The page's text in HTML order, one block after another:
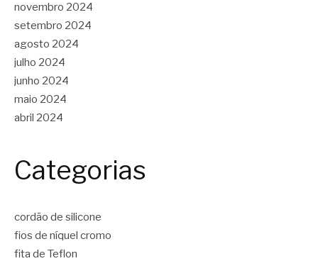
novembro 2024
setembro 2024
agosto 2024
julho 2024
junho 2024
maio 2024
abril 2024
Categorias
cordão de silicone
fios de níquel cromo
fita de Teflon